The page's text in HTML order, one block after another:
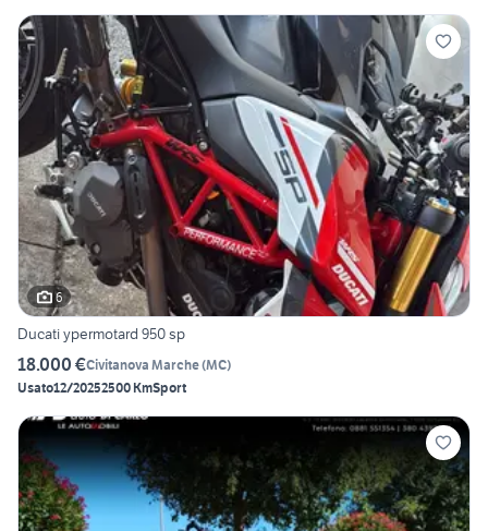
6
Ducati ypermotard 950 sp
18.000 €Civitanova Marche(MC)
Usato12/20252500 KmSport